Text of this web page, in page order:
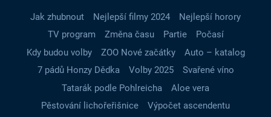
Jak zhubnout Nejlepší filmy 2024
Nejlepší horory
TV program
Změna času Partie
Počasí
Kdy budou volby
ZOO Nové začátky
Auto – katalog
7 pádů Honzy Dědka
Volby 2025
Svařené víno
Tatarák podle Pohlreicha
Aloe vera
Pěstování lichořeřišnice
Výpočet ascendentu